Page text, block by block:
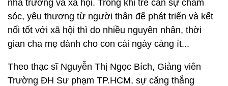
nhà trường và xã hội. Trong khi trẻ cần sự chăm
sóc, yêu thương từ người thân để phát triển và kết
nối tốt với xã hội thì do nhiều nguyên nhân, thời
gian cha mẹ dành cho con cái ngày càng ít...
Theo thạc sĩ Nguyễn Thị Ngọc Bích, Giảng viên
Trường ĐH Sư phạm TP.HCM, sự căng thẳng